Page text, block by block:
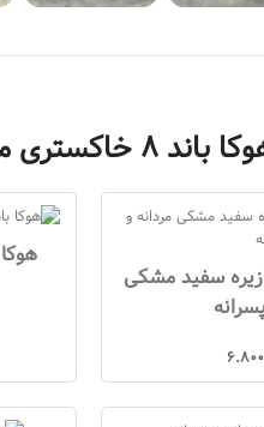
و پسرانه
با زیره سفید مشکی